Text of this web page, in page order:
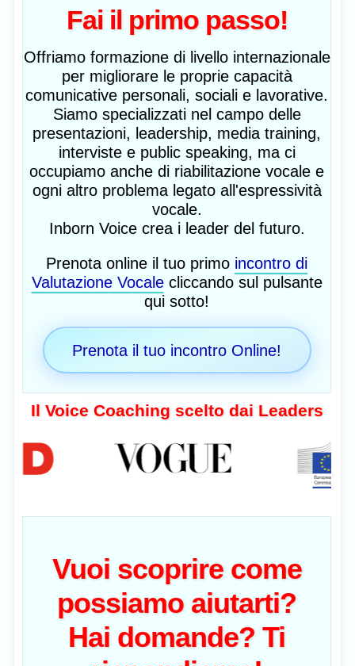
Fai il primo passo!
Offriamo formazione di livello internazionale
per migliorare le proprie capacità
comunicative personali, sociali e lavorative.
Siamo specializzati nel campo delle
presentazioni, leadership, media training,
interviste e public speaking, ma ci
occupiamo anche di riabilitazione vocale e
ogni altro problema legato all'espressività
vocale.
Inborn Voice crea i leader del futuro.
Prenota online il tuo primo incontro di
Valutazione Vocalecliccando sul pulsante
qui sotto!
Prenota il tuo incontro Online!
Il Voice Coaching scelto dai Leaders
Vuoi scoprire come
possiamo aiutarti?
Hai domande? Ti